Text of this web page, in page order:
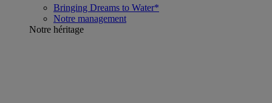
Bringing Dreams to Water*
Notre management
Notre héritage